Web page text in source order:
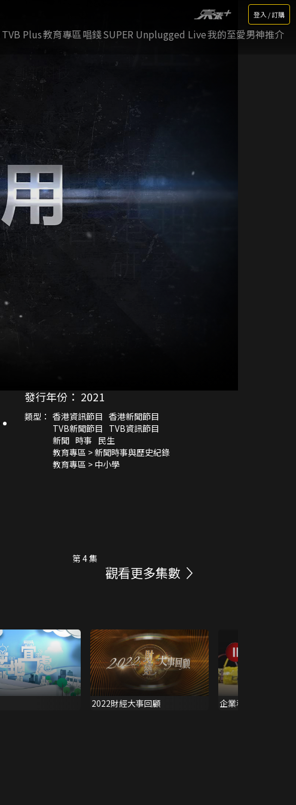
登入 / 訂購
TVB Plus教育專區唱錢SUPER Unplugged Live我的至愛男神推介
發行年份： 2021
類型： 香港資訊節目 香港新聞節目
TVB新聞節目 TVB資訊節目
新聞 時事 民生
教育專區 > 新聞時事與歷史紀錄
教育專區 > 中小學
第 4 集
觀看更多集數
2022財經大事回顧 企業秘笈